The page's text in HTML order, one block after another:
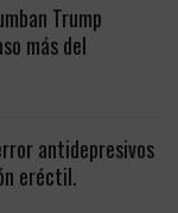
Trump
más del
antidepresivos
eréctil.